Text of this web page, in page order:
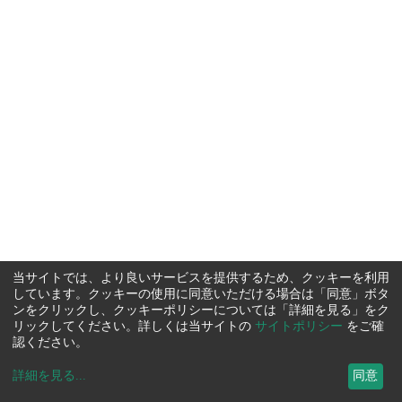
当サイトでは、より良いサービスを提供するため、クッキーを利用
しています。クッキーの使用に同意いただける場合は「同意」ボタ
ンをクリックし、クッキーポリシーについては「詳細を見る」をク
リックしてください。詳しくは当サイトの サイトポリシー をご確
認ください。
詳細を見る ... 同意